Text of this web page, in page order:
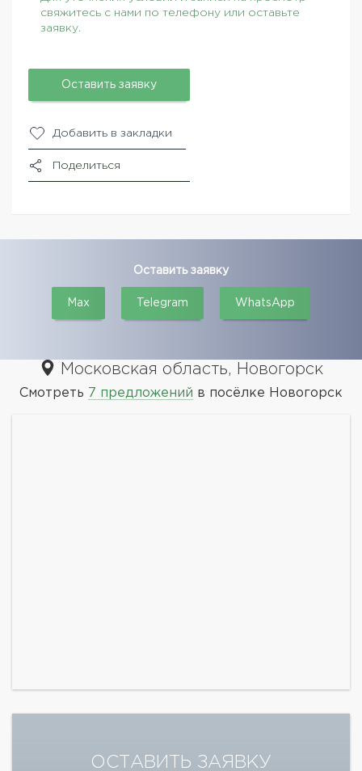
свяжитесь с нами по телефону или оставьте
заявку.
Оставить заявку
Добавить в закладки
Поделиться
Оставить заявку
Max Telegram WhatsApp
Московская область, Новогорск
Смотреть 7 предложений в посёлке Новогорск
ОСТАВИТЬ ЗАЯВКУ